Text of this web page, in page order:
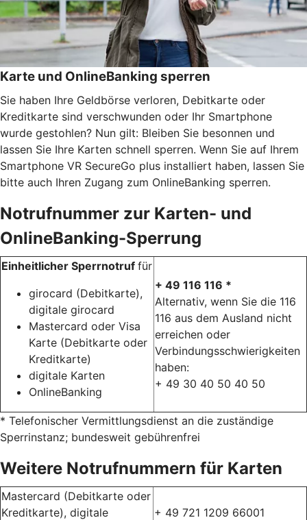
Karte und OnlineBanking sperren
Sie haben Ihre Geldbörse verloren, Debitkarte oder
Kreditkarte sind verschwunden oder Ihr Smartphone
wurde gestohlen? Nun gilt: Bleiben Sie besonnen und
lassen Sie Ihre Karten schnell sperren. Wenn Sie auf Ihrem
Smartphone VR SecureGo plus installiert haben, lassen Sie
bitte auch Ihren Zugang zum OnlineBanking sperren.
Notrufnummer zur Karten- und
OnlineBanking-Sperrung
Einheitlicher Sperrnotruf für
girocard (Debitkarte),
digitale girocard
Mastercard oder Visa
Karte (Debitkarte oder
Kreditkarte)
digitale Karten
OnlineBanking
+ 49 116 116 *
Alternativ, wenn Sie die 116
116 aus dem Ausland nicht
erreichen oder
Verbindungsschwierigkeiten
haben:
+ 49 30 40 50 40 50
* Telefonischer Vermittlungsdienst an die zuständige
Sperrinstanz; bundesweit gebührenfrei
Weitere Notrufnummern für Karten
Mastercard (Debitkarte oder
Kreditkarte), digitale
+ 49 721 1209 66001